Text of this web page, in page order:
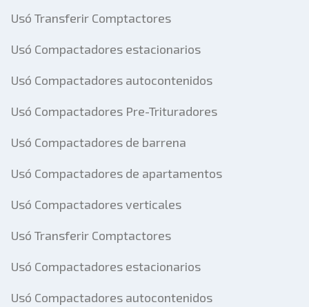
Usó Transferir Comptactores
Usó Compactadores estacionarios
Usó Compactadores autocontenidos
Usó Compactadores Pre-Trituradores
Usó Compactadores de barrena
Usó Compactadores de apartamentos
Usó Compactadores verticales
Usó Transferir Comptactores
Usó Compactadores estacionarios
Usó Compactadores autocontenidos